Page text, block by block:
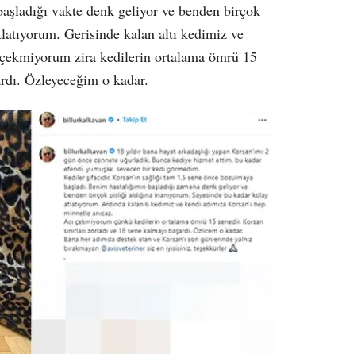
vakte denk geliyor ve benden birçok
Gerisinde kalan altı kedimiz ve
zira kedilerin ortalama ömrü 15
Özleyeceğim o kadar.